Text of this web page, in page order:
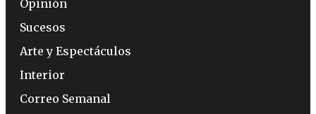
Opinión
Sucesos
Arte y Espectáculos
Interior
Correo Semanal